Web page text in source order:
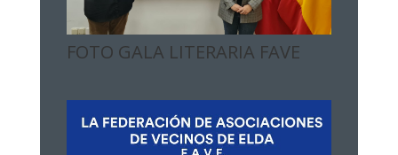
FOTO GALA LITERARIA FAVE